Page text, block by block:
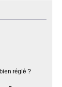
réglé ?